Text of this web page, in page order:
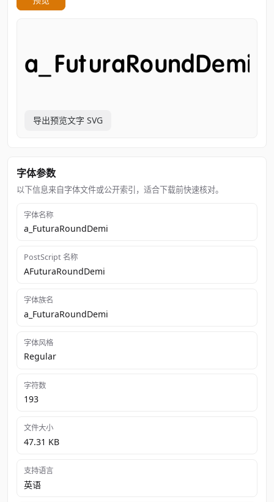
导出预览文字 SVG
字体参数
以下信息来自字体文件或公开索引，适合下载前快速核对。
字体名称
a_FuturaRoundDemi
PostScript 名称
AFuturaRoundDemi
字体族名
a_FuturaRoundDemi
字体风格
Regular
字符数
193
文件大小
47.31 KB
支持语言
英语